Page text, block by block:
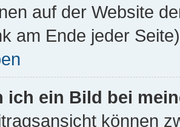
auf der Website
am Ende jeder
ich ein Bild bei
können